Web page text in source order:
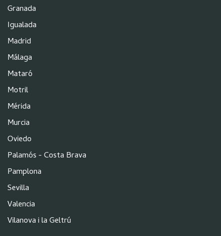
Granada
Igualada
Madrid
Málaga
Mataró
Motril
Mérida
Murcia
Oviedo
Palamós - Costa Brava
Pamplona
Sevilla
Valencia
Vilanova i la Geltrú